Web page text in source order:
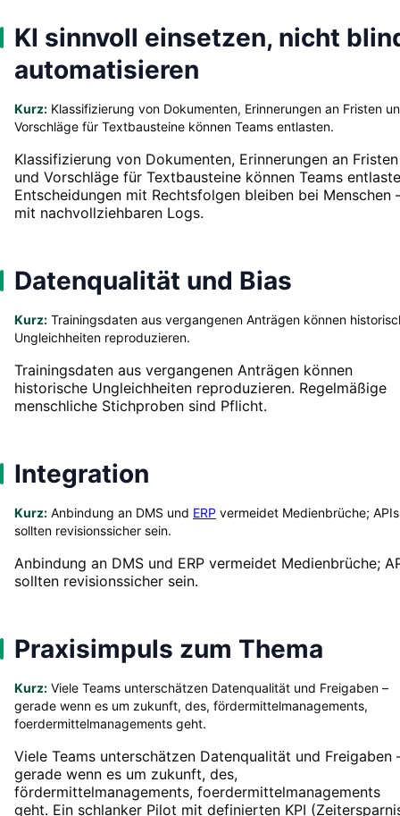
KI sinnvoll einsetzen, nicht
automatisieren
Kurz: Klassifizierung von Dokumenten, Erinnerungen an Fristen
Vorschläge für Textbausteine können Teams entlasten.
Klassifizierung von Dokumenten, Erinnerungen an Fristen
und Vorschläge für Textbausteine können Teams
Entscheidungen mit Rechtsfolgen bleiben bei Menschen
mit nachvollziehbaren Logs.
Datenqualität und Bias
Kurz: Trainingsdaten aus vergangenen Anträgen können
Ungleichheiten reproduzieren.
Trainingsdaten aus vergangenen Anträgen können
historische Ungleichheiten reproduzieren. Regelmäßige
menschliche Stichproben sind Pflicht.
Integration
Kurz: Anbindung an DMS und ERP vermeidet Medienbrüche; APIs
sollten revisionssicher sein.
Anbindung an DMS und ERP vermeidet Medienbrüche;
sollten revisionssicher sein.
Praxisimpuls zum Thema
Kurz: Viele Teams unterschätzen Datenqualität und Freigaben –
gerade wenn es um zukunft, des, fördermittelmanagements,
foerdermittelmanagements geht.
Viele Teams unterschätzen Datenqualität und Freigaben
gerade wenn es um zukunft, des,
fördermittelmanagements, foerdermittelmanagements
geht. Ein schlanker Pilot mit definierten KPI